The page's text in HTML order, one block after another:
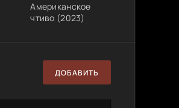
Американское
чтиво (2023)
ДОБАВИТЬ